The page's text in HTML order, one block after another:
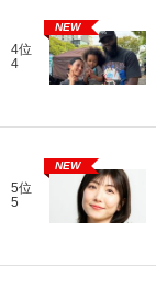
4位
4
NEW
5位
5
NEW